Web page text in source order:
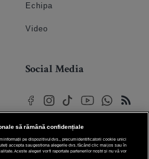
Echipa
Video
Social Media
să rămână confidențiale
informații pe dispozitivul dvs., precum identificatorii cookie unici
accepta sau gestiona alegerile dvs. făcând clic mai jos sau în
Aceste alegeri vor fi raportate partenerilor noștri și nu vă vor